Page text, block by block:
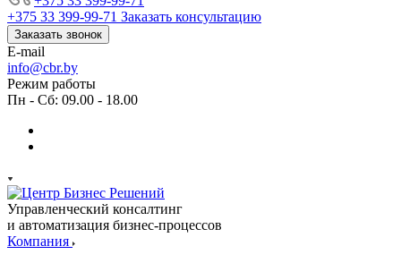
+375 33 399-99-71 Заказать консультацию
Заказать звонок
E-mail
info@cbr.by
Режим работы
Пн - Сб: 09.00 - 18.00
Управленческий консалтинг
и автоматизация бизнес-процессов
Компания